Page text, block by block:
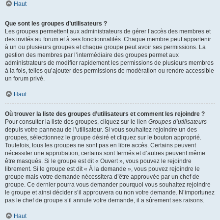
Haut
Que sont les groupes d’utilisateurs ?
Les groupes permettent aux administrateurs de gérer l’accès des membres et
des invités au forum et à ses fonctionnalités. Chaque membre peut appartenir
à un ou plusieurs groupes et chaque groupe peut avoir ses permissions. La
gestion des membres par l’intermédiaire des groupes permet aux
administrateurs de modifier rapidement les permissions de plusieurs membres
à la fois, telles qu’ajouter des permissions de modération ou rendre accessible
un forum privé.
Haut
Où trouver la liste des groupes d’utilisateurs et comment les rejoindre ?
Pour consulter la liste des groupes, cliquez sur le lien Groupes d’utilisateurs
depuis votre panneau de l’utilisateur. Si vous souhaitez rejoindre un des
groupes, sélectionnez le groupe désiré et cliquez sur le bouton approprié.
Toutefois, tous les groupes ne sont pas en libre accès. Certains peuvent
nécessiter une approbation, certains sont fermés et d’autres peuvent même
être masqués. Si le groupe est dit « Ouvert », vous pouvez le rejoindre
librement. Si le groupe est dit « À la demande », vous pouvez rejoindre le
groupe mais votre demande nécessitera d’être approuvée par un chef de
groupe. Ce dernier pourra vous demander pourquoi vous souhaitez rejoindre
le groupe et ainsi décider s’il approuvera ou non votre demande. N’importunez
pas le chef de groupe s’il annule votre demande, il a sûrement ses raisons.
Haut